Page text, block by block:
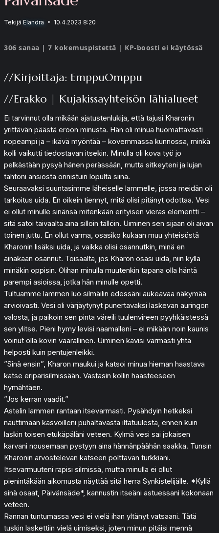
Tekijä Elandra 10.4.2023 8:20
306 sanaa | 7 kokemuspistettä | KP-boosti ei käytössä
//Kirjoittaja: EmppuOmppu
//Erakko | Kujakissayhteisön lähialueet
Ei tarvinnut olla mikään ajatustenlukija, että tajusi Kharonin
yrittävän päästä eroon minusta. Hän oli minua huomattavasti
nopeampi ja – ikävä myöntää – kovemmassa kunnossa, minkä
kolli vaikutti tiedostavan itsekin. Minulla oli kova työ jo
pelkästään pysyä hänen perässään, mutta sitkeyteni ja lujan
tahtoni ansiosta onnistuin lopulta siinä.
Seuraavaksi suuntasimme läheiselle lammelle, jossa meidän oli
tarkoitus uida. En oikein tiennyt, mitä olisi pitänyt odottaa. Vesi
ei ollut minulle sinänsä mitenkään erityisen vieras elementti –
sitä satoi taivaalta aina silloin tällöin. Uiminen sen sijaan oli aivan
toinen juttu. En ollut varma, osasiko kukaan muu yhteisöstä
Kharonin lisäksi uida, ja vaikka olisi osannutkin, minä en
ainakaan osannut. Toisaalta, jos Kharon osasi uida, niin kyllä
minäkin oppisin. Olihan minulla muutenkin tapana olla häntä
parempi asioissa, jotka hän minulle opetti.
Tultuamme lammen luo silmäilin edessäni aukeavaa näkymää
arvioivasti. Vesi oli värjäytynyt punertavaksi laskevan auringon
valosta, ja paikoin sen pinta väreili tuulenvireen pyyhkäistessä
sen ylitse. Pieni hymy levisi naamalleni – ei mikään noin kaunis
voinut olla kovin vaarallinen. Uiminen kävisi varmasti yhtä
helposti kuin pentujenleikki.
”Sinä ensin”, Kharon maukui ja katsoi minua hieman haastava
katse eriparisilmissään. Vastasin kollin haasteeseen
hymähtäen.
”Jos kerran vaadit.”
Astelin lammen rantaan itsevarmasti. Pysähdyin hetkeksi
nauttimaan kasvoilleni puhaltavasta iltatuulesta, ennen kuin
laskin toisen etukäpäläni veteen. Kylmä vesi sai jokaisen
karvani nousemaan pystyyn aina hännänpäähän saakka. Tunsin
Kharonin arvostelevan katseen polttavan turkkiani.
Itsevarmuuteni rapisi silmissä, mutta minulla ei ollut
pienintäkään aikomusta näyttää sitä herra Synkistelijälle. *Kyllä
sinä osaat, Päivänsäde*, kannustin itseäni astuessani kokonaan
veteen.
Rannan tuntumassa vesi ei vielä ihan yltänyt vatsaani. Tätä
tuskin laskettiin vielä uimiseksi, joten minun pitäisi mennä